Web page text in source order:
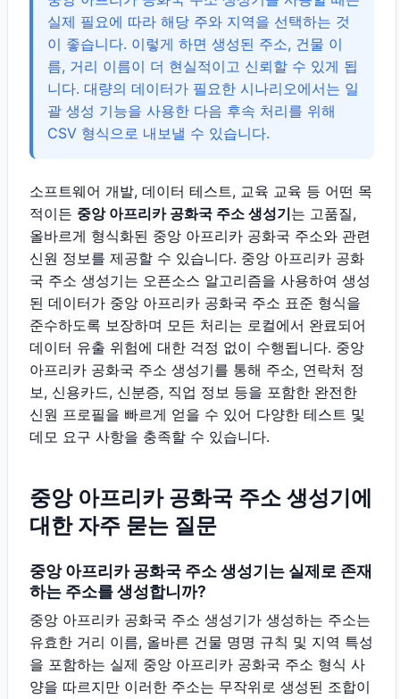
실제 필요에 따라 해당 주와 지역을 선택하는 것
이 좋습니다. 이렇게 하면 생성된 주소, 건물 이
름, 거리 이름이 더 현실적이고 신뢰할 수 있게 됩
니다. 대량의 데이터가 필요한 시나리오에서는 일
괄 생성 기능을 사용한 다음 후속 처리를 위해
CSV 형식으로 내보낼 수 있습니다.
소프트웨어 개발, 데이터 테스트, 교육 교육 등 어떤 목
적이든 중앙 아프리카 공화국 주소 생성기는 고품질,
올바르게 형식화된 중앙 아프리카 공화국 주소와 관련
신원 정보를 제공할 수 있습니다. 중앙 아프리카 공화
국 주소 생성기는 오픈소스 알고리즘을 사용하여 생성
된 데이터가 중앙 아프리카 공화국 주소 표준 형식을
준수하도록 보장하며 모든 처리는 로컬에서 완료되어
데이터 유출 위험에 대한 걱정 없이 수행됩니다. 중앙
아프리카 공화국 주소 생성기를 통해 주소, 연락처 정
보, 신용카드, 신분증, 직업 정보 등을 포함한 완전한
신원 프로필을 빠르게 얻을 수 있어 다양한 테스트 및
데모 요구 사항을 충족할 수 있습니다.
중앙 아프리카 공화국 주소 생성기에
대한 자주 묻는 질문
중앙 아프리카 공화국 주소 생성기는 실제로 존재
하는 주소를 생성합니까?
중앙 아프리카 공화국 주소 생성기가 생성하는 주소는
유효한 거리 이름, 올바른 건물 명명 규칙 및 지역 특성
을 포함하는 실제 중앙 아프리카 공화국 주소 형식 사
양을 따르지만 이러한 주소는 무작위로 생성된 조합이